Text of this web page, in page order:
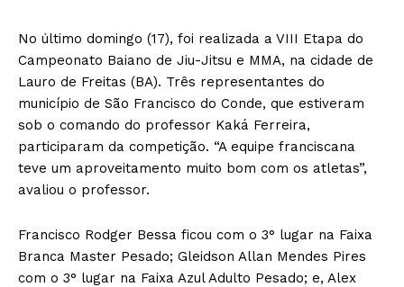
No último domingo (17), foi realizada a VIII Etapa do
Campeonato Baiano de Jiu-Jitsu e MMA, na cidade de
Lauro de Freitas (BA). Três representantes do
município de São Francisco do Conde, que estiveram
sob o comando do professor Kaká Ferreira,
participaram da competição. “A equipe franciscana
teve um aproveitamento muito bom com os atletas”,
avaliou o professor.
Francisco Rodger Bessa ficou com o 3° lugar na Faixa
Branca Master Pesado; Gleidson Allan Mendes Pires
com o 3° lugar na Faixa Azul Adulto Pesado; e, Alex